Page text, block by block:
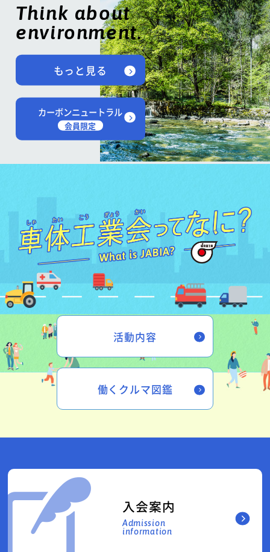
Think about
environment.
もっと見る
カーボンニュートラル
会員限定
活動内容
働くクルマ図鑑
入会案内
Admission
information